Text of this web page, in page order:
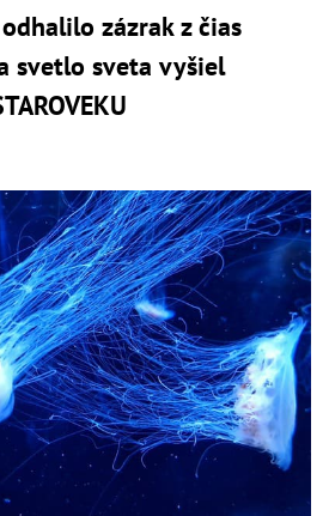
zázrak z čias
svetlo sveta vyšiel